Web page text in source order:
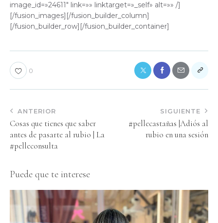
image_id=»24611″ link=»» linktarget=»_self» alt=»» /]
[/fusion_images][/fusion_builder_column]
[/fusion_builder_row][/fusion_builder_container]
0
ANTERIOR
Cosas que tienes que saber
antes de pasarte al rubio | La
#pelleconsulta
SIGUIENTE
#pellecastañas |Adiós al
rubio en una sesión
Puede que te interese